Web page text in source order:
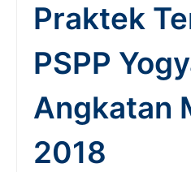
Praktek
PSPP
Angkatan
2018